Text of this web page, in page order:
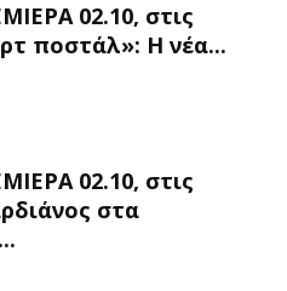
02.10, στις
ποστάλ»: Η νέα...
02.10, στις
στα